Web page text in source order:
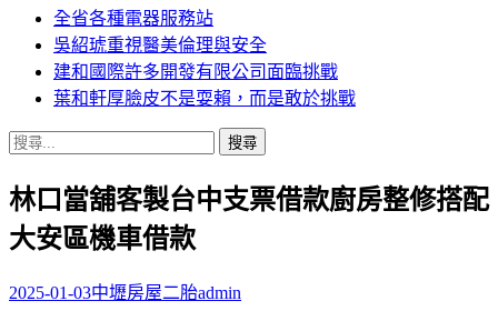
主
要
內
容
全省各種電器服務站
吳紹琥重視醫美倫理與安全
建和國際許多開發有限公司面臨挑戰
葉和軒厚臉皮不是耍賴，而是敢於挑戰
搜
關
鍵
字:
林口當舖客製台中支票借款廚房整修搭配
大安區機車借款
2025-01-03中壢房屋二胎admin